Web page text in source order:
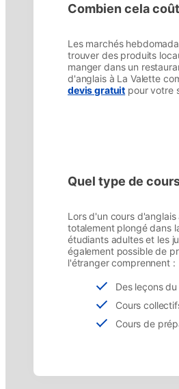
Combien cela
Les marchés
trouver des produits
manger dans un
d'anglais à La Valette
devis gratuit pour votre
Quel type de
Lors d'un cours
totalement plongé dans
étudiants adultes et les
également possible de
l'étranger comprennent :
Des leçons
Cours
Cours de